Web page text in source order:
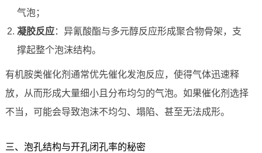
气泡；
凝胶反应：异氰酸酯与多元醇反应形成聚合物骨架，支
撑起整个泡沫结构。
有机胺类催化剂通常优先催化发泡反应，使得气体迅速释
放，从而形成大量细小且分布均匀的气泡。如果催化剂选择
不当，可能会导致泡沫不均匀、塌陷、甚至无法成形。
三、泡孔结构与开孔闭孔率的秘密